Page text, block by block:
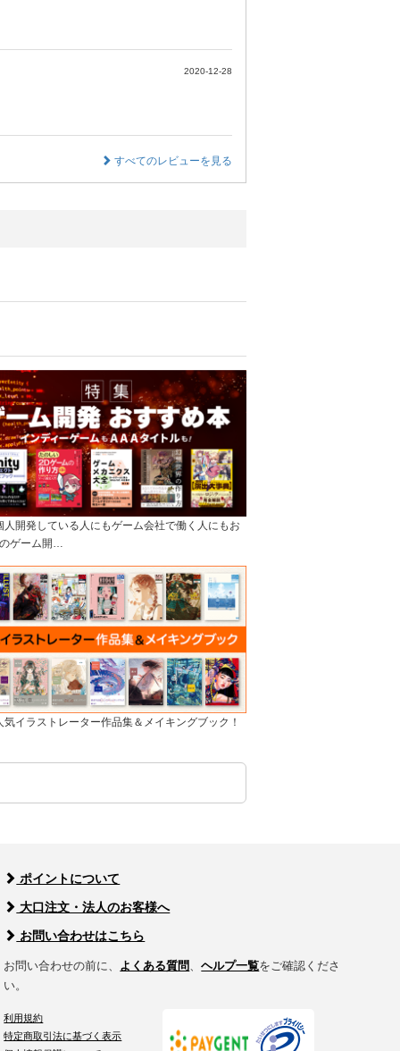
2020-12-28
すべてのレビューを見る
人開発している人にもゲーム会社で働く人にもお
ゲーム開…
気イラストレーター作品集＆メイキングブック！
ポイントについて
大口注文・法人のお客様へ
お問い合わせはこちら
お問い合わせの前に、 よくある質問 、ヘルプ一覧をご確認くださ
い。
利用規約
特定商取引法に基づく表示